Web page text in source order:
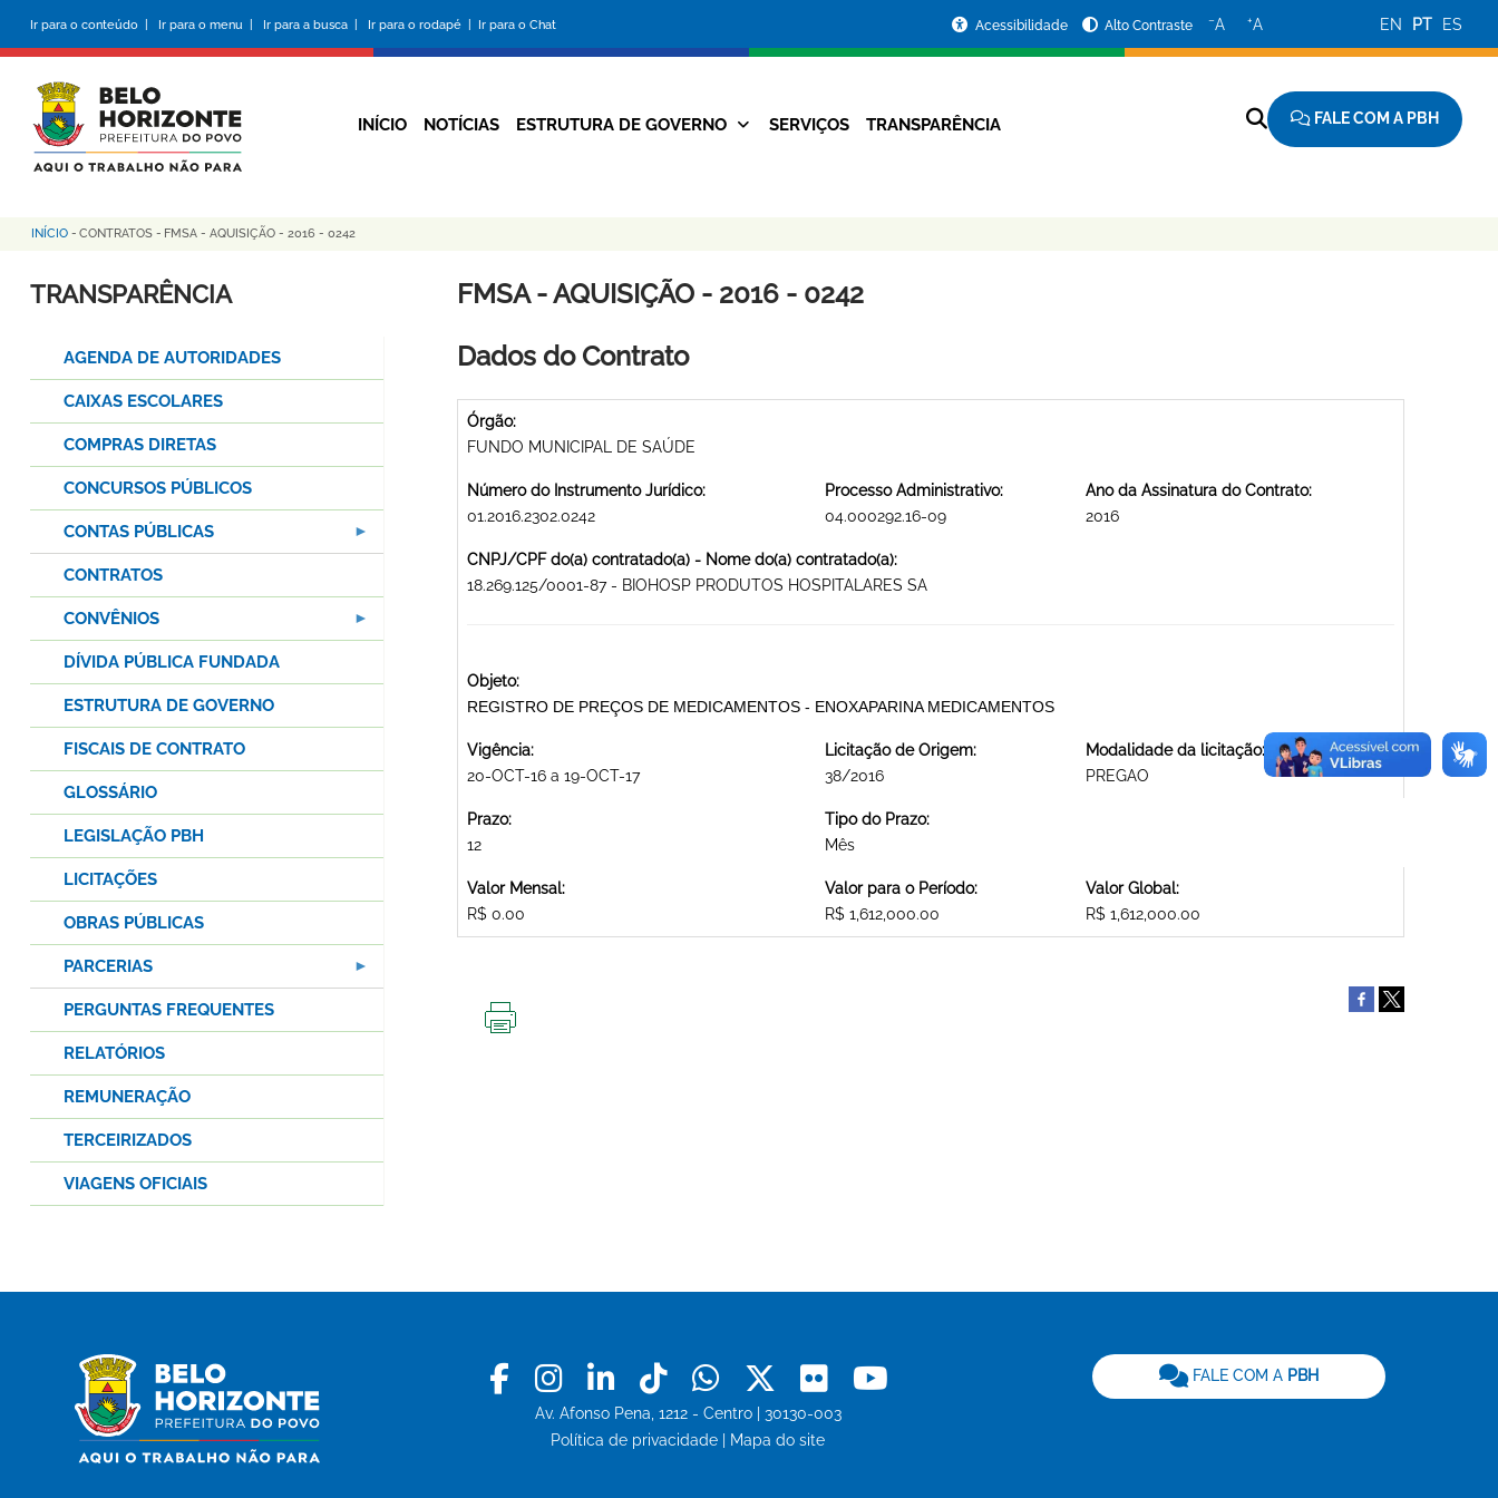
conteúdo
principal
Ir para o conteúdo | Ir para o menu | Ir para a busca | Ir para o rodapé | Ir para o Chat
da
Prefeitura
Acessibilidade Alto Contraste −A +A EN PT ES
Navegação
INÍCIO NOTÍCIAS ESTRUTURA DE GOVERNO SERVIÇOS TRANSPARÊNCIA FALE COM A PBH
Trilha
de
INÍCIO - CONTRATOS - FMSA - AQUISIÇÃO - 2016 - 0242
FMSA - AQUISIÇÃO - 2016 - 0242
Dados do Contrato
Órgão:
FUNDO MUNICIPAL DE SAÚDE
Número do Instrumento Jurídico:
01.2016.2302.0242
Processo Administrativo:
04.000292.16-09
Ano da Assinatura do Contrato:
2016
CNPJ/CPF do(a) contratado(a) - Nome do(a) contratado(a):
18.269.125/0001-87 - BIOHOSP PRODUTOS HOSPITALARES SA
Objeto:
REGISTRO DE PREÇOS DE MEDICAMENTOS - ENOXAPARINA MEDICAMENTOS
Vigência:
20-OCT-16 a 19-OCT-17
Licitação de Origem:
38/2016
Modalidade da licitação:
PREGAO
Prazo:
12
Tipo do Prazo:
Mês
Valor Mensal:
R$ 0.00
Valor para o Período:
R$ 1,612,000.00
Valor Global:
R$ 1,612,000.00
TRANSPARÊNCIA
AGENDA DE AUTORIDADES
CAIXAS ESCOLARES
COMPRAS DIRETAS
CONCURSOS PÚBLICOS
CONTAS PÚBLICAS
CONTRATOS
CONVÊNIOS
DÍVIDA PÚBLICA FUNDADA
ESTRUTURA DE GOVERNO
FISCAIS DE CONTRATO
GLOSSÁRIO
LEGISLAÇÃO PBH
LICITAÇÕES
OBRAS PÚBLICAS
PARCERIAS
PERGUNTAS FREQUENTES
RELATÓRIOS
REMUNERAÇÃO
TERCEIRIZADOS
VIAGENS OFICIAIS
Facebook
Instagram
LinkedinTiktokWhatsapp
X Flickr
Av. Afonso Pena, 1212 - Centro | 30130-003
Política de privacidade
Mapa do site
FALE COM A PBH